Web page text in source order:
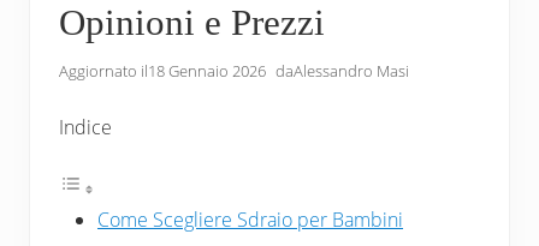
Opinioni e Prezzi
Aggiornato il18 Gennaio 2026 daAlessandro Masi
Indice
Come Scegliere Sdraio per Bambini